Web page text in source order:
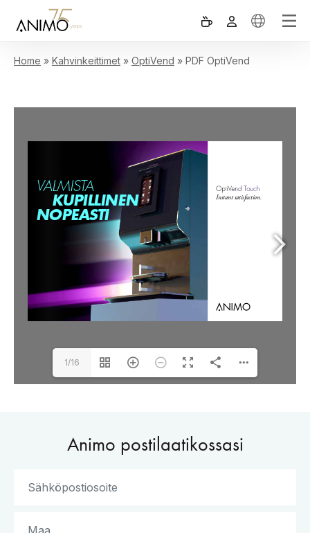
Home » Kahvinkeittimet » OptiVend » PDF OptiVend
1/16
Animo postilaatikossasi